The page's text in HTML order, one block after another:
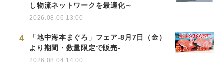
し物流ネットワークを最適化～
2026.08.06 13:00
4
「地中海本まぐろ」フェア-8月7日（金）
より期間・数量限定で販売-
2026.08.04 14:00